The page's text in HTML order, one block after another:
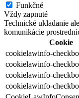
Funkčné
Vždy zapnuté
Technické ukladanie
komunikácie
Cookie
cookielawinfo-
cookielawinfo-
cookielawinfo-
cookielawinfo-